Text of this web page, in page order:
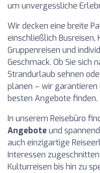
um unvergessliche
Wir decken eine breite
einschließlich Busreisen,
Gruppenreisen und
Geschmack. Ob Sie sich
Strandurlaub sehnen
planen – wir garantieren
besten Angebote finden.
In unserem Reisebüro
Angeboteund
auch einzigartige
Interessen
Kulturreisen bis hin zu